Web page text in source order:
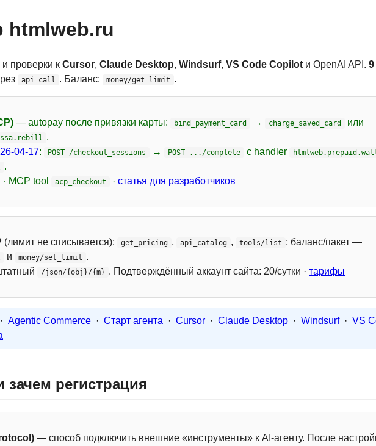
htmlweb.ru
проверки к Cursor, Claude Desktop, Windsurf, VS Code Copilotи OpenAI API. 9
api_call . Баланс: money/get_limit .
— autopay после привязки карты: bind_payment_card → charge_saved_card
или
.
04-17: POST /checkout_sessions → POST .../complete с handler
.
· MCP tool acp_checkout · статья для разработчиков
(лимит не списывается): get_pricing , api_catalog , tools/list ; баланс/пакет —
и money/set_limit .
/json/{obj}/{m} . Подтверждённый аккаунт сайта: 20/сутки · тарифы
· Agentic Commerce · Старт агента · Cursor · Claude Desktop · Windsurf · VS
зачем регистрация
— способ подключить внешние «инструменты» к AI-агенту. После